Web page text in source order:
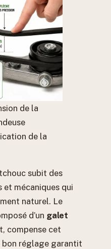
de la
de la
subit des
mécaniques qui
naturel. Le
d’un galet
compense cet
réglage garantit